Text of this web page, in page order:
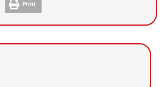
Print